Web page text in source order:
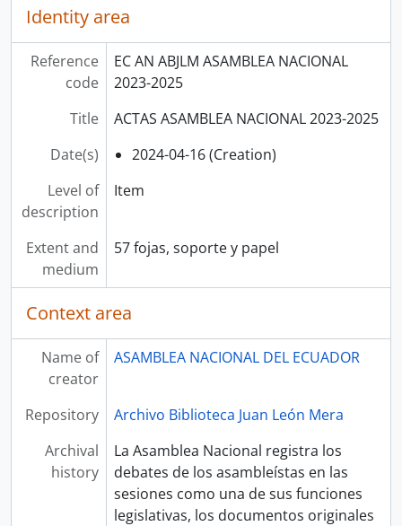
Identity area
Reference
code
EC AN ABJLM ASAMBLEA NACIONAL
2023-2025
Title
ACTAS ASAMBLEA NACIONAL 2023-2025
Date(s)
2024-04-16 (Creation)
Level of
description
Item
Extent and
medium
57 fojas, soporte y papel
Context area
Name of
creator
ASAMBLEA NACIONAL DEL ECUADOR
Repository
Archivo Biblioteca Juan León Mera
Archival
history
La Asamblea Nacional registra los
debates de los asambleístas en las
sesiones como una de sus funciones
legislativas, los documentos originales